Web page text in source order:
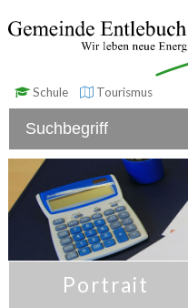
Schule Tourismus
Portrait